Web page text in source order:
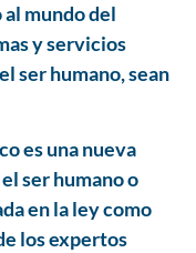
mundo del
y servicios
ser humano, sean
es una nueva
ser humano o
en la ley como
los expertos